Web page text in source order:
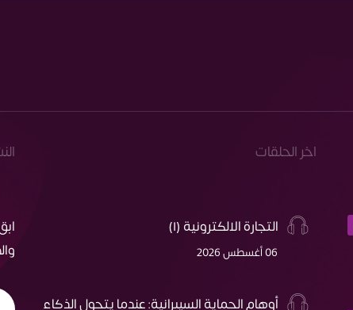
اخر الحلقات
التجارة الالكترونية (١)
06 أغسطس 2026
أوهام الحماية السيبرانية: عندما يتحول الذكاء